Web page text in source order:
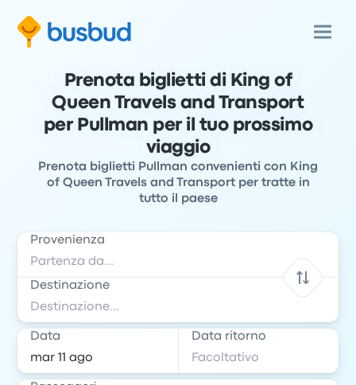
Prenota biglietti di King of
Queen Travels and Transport
per Pullman per il tuo prossimo
viaggio
Prenota biglietti Pullman convenienti con King
of Queen Travels and Transport per tratte in
tutto il paese
Provenienza
Destinazione
Data Data ritorno